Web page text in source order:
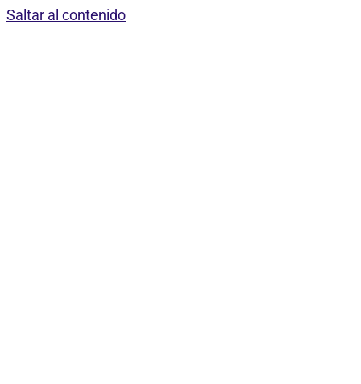
Saltar al contenido